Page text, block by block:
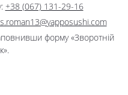
+38 (067) 131-29-16
форму «Зворотній